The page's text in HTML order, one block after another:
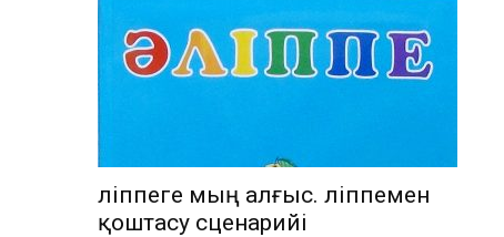
Әліппеге мың алғыс. Әліппемен
қоштасу сценарийі